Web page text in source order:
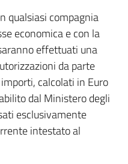
qualsiasi compagnia
economica e con la
effettuati una
da parte
calcolati in Euro
dal Ministero degli
esclusivamente
intestato al